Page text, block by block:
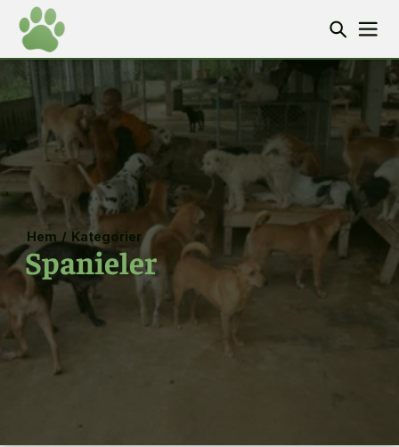
Hem / Kategorier
Spanieler